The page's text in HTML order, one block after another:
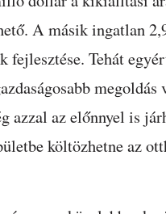
A másik ingatlan
Tehát
azzal az előnnyel is
költözhetne az